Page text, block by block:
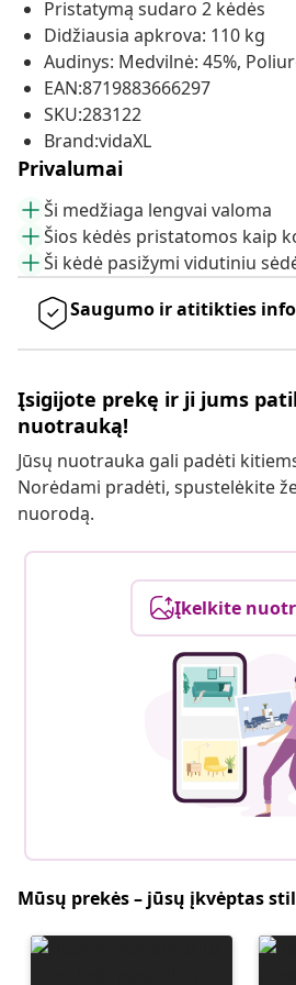
Pristatymą sudaro 2 kėdės
Didžiausia apkrova: 110 kg
Audinys: Medvilnė: 45%,
EAN:8719883666297
SKU:283122
Brand:vidaXL
Privalumai
Ši medžiaga lengvai valoma
Šios kėdės pristatomos kaip
Ši kėdė pasižymi vidutiniu
Saugumo ir atitikties
Įsigijote prekę ir ji jums
nuotrauką!
Jūsų nuotrauka gali padėti
Norėdami pradėti, spustelėkite
nuorodą.
Įkelkite
Mūsų prekės – jūsų įkvėptas